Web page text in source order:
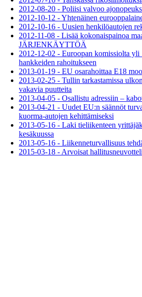
2012-08-20 - Poliisi valvoo
2012-10-12 - Yhtenäinen
2012-10-16 - Uusien henkilöautojen
2012-11-08 - Lisää kokonaispainoa
JÄRJENKÄYTTÖÄ
2012-12-02 - Euroopan komissiolta
hankkeiden rahoitukseen
2013-01-19 - EU osarahoittaa E18
2013-02-25 - Tullin tarkastamissa
vakavia puutteita
2013-04-05 - Osallistu adressiin –
2013-04-21 - Uudet EU:n säännöt
kuorma-autojen kehittämiseksi
2013-05-16 - Laki tieliikenteen
kesäkuussa
2013-05-16 - Liikenneturvallisuus
2015-03-18 - Arvoisat